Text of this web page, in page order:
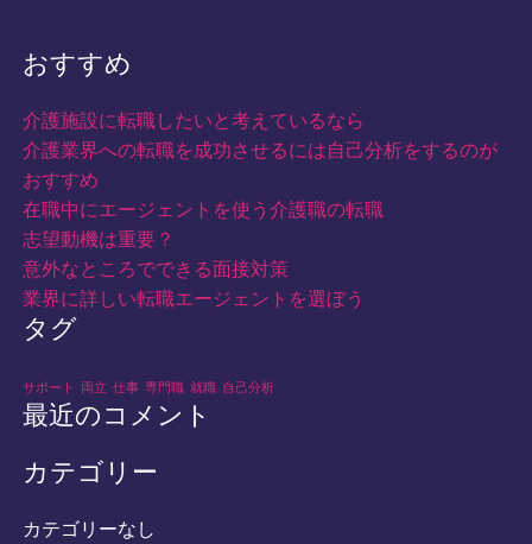
おすすめ
介護施設に転職したいと考えているなら
介護業界への転職を成功させるには自己分析をするのが
おすすめ
在職中にエージェントを使う介護職の転職
志望動機は重要？
意外なところでできる面接対策
業界に詳しい転職エージェントを選ぼう
タグ
サポート 両立 仕事 専門職 就職 自己分析
最近のコメント
カテゴリー
カテゴリーなし